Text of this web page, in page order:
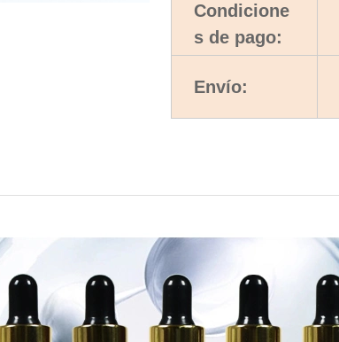
Condicione
s de pago:
Envío: